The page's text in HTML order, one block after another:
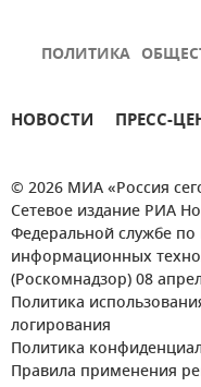
ПОЛИТИКА
НОВОСТИ ПРЕСС-
© 2026 МИА «Россия
Сетевое издание РИА
Федеральной службе по
информационных
(Роскомнадзор) 08
Политика
логирования
Политика
Правила применения